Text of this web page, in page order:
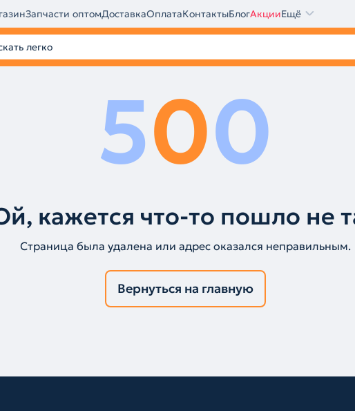
Запчасти оптомДоставкаОплатаКонтактыБлогАкцииЕщё
500
кажется что-то пошло не
Страница была удалена или адрес оказался неправильным.
Вернуться на главную